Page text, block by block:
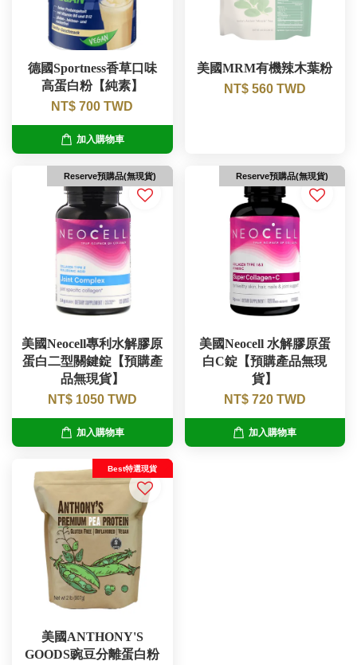
德國Sportness香草口味
高蛋白粉【純素】
NT$ 700 TWD
加入購物車
美國MRM有機辣木葉粉
NT$ 560 TWD
Reserve預購品(無現貨)
美國Neocell專利水解膠原
蛋白二型關鍵錠【預購產
品無現貨】
NT$ 1050 TWD
加入購物車
Reserve預購品(無現貨)
美國Neocell 水解膠原蛋
白C錠【預購產品無現
貨】
NT$ 720 TWD
加入購物車
Best特選現貨
美國ANTHONY'S
GOODS豌豆分離蛋白粉